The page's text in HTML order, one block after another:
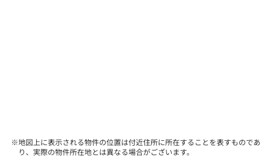
※地図上に表示される物件の位置は付近住所に所在することを表すものであ
り、実際の物件所在地とは異なる場合がございます。